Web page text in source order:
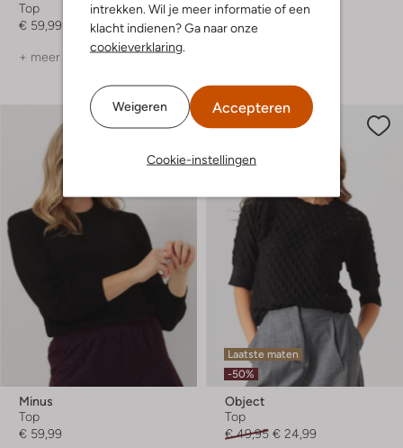
intrekken. Wil je meer informatie of een
klacht indienen? Ga naar onze
cookieverklaring
Weigeren Accepteren
Cookie-instellingen
Top
€ 59,99
+ meer kleuren
Top
€ 34,99
Minus
Top
€ 59,99
Laatste maten
-50%
Object
Top
€ 49,95 € 24,99